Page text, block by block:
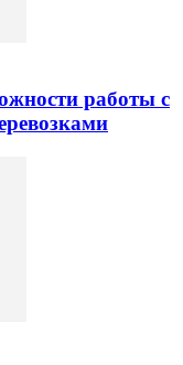
работы с